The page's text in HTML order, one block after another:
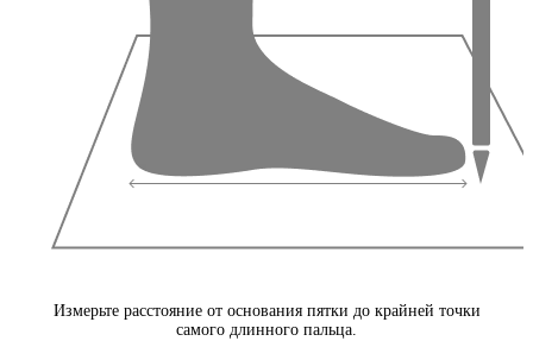
Измерьте расстояние от основания пятки до крайней точки
самого длинного пальца.